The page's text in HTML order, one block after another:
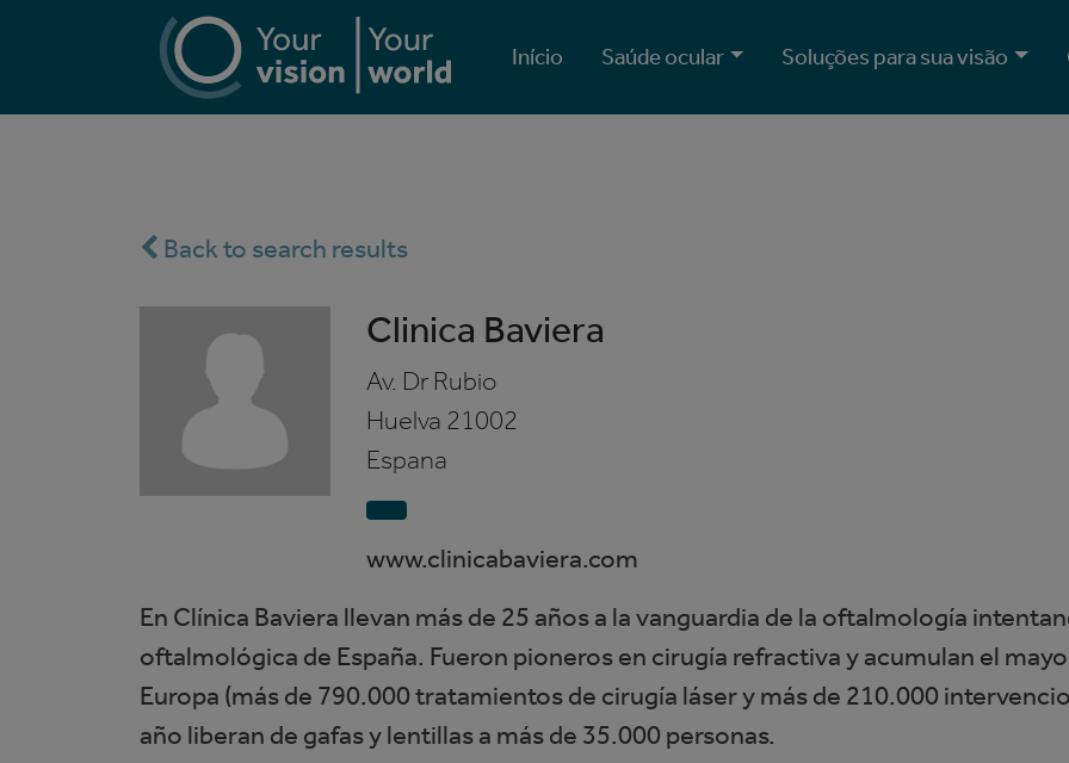
Início Saúde ocular Soluções para sua visão
Back to search results
Clinica Baviera
Av. Dr Rubio
Huelva 21002
Espana
www.clinicabaviera.com
En Clínica Baviera llevan más de 25 años a la vanguardia de la oftalmología
oftalmológica de España. Fueron pioneros en cirugía refractiva y acumulan el
Europa (más de 790.000 tratamientos de cirugía láser y más de 210.000
año liberan de gafas y lentillas a más de 35.000 personas.